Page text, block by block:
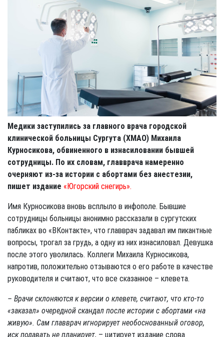
Медики заступились за главного врача городской
клинической больницы Сургута (ХМАО) Михаила
Курносикова, обвиненного в изнасиловании бывшей
сотрудницы. По их словам, главврача намеренно
очерняют из-за истории с абортами без анестезии,
пишет издание «Югорский снегирь».
Имя Курносикова вновь всплыло в инфополе. Бывшие
сотрудницы больницы анонимно рассказали в сургутских
пабликах во «ВКонтакте», что главврач задавал им пикантные
вопросы, трогал за грудь, а одну из них изнасиловал. Девушка
после этого уволилась. Коллеги Михаила Курносикова,
напротив, положительно отзываются о его работе в качестве
руководителя и считают, что все сказанное – клевета.
– Врачи склоняются к версии о клевете, считают, что кто-то
«заказал» очередной скандал после истории с абортами «на
живую». Сам главврач игнорирует необоснованный оговор,
иск подавать не планирует, – цитирует издание слова